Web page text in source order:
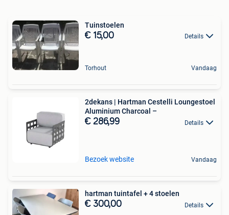
Tuinstoelen
€ 15,00 Details
Torhout Vandaag
2dekans | Hartman Cestelli Loungestoel
Aluminium Charcoal –
€ 286,99 Details
Bezoek website Vandaag
hartman tuintafel + 4 stoelen
€ 300,00 Details